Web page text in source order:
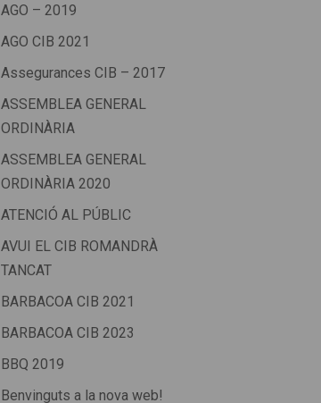
AGO – 2019
AGO CIB 2021
Assegurances CIB – 2017
ASSEMBLEA GENERAL
ORDINÀRIA
ASSEMBLEA GENERAL
ORDINÀRIA 2020
ATENCIÓ AL PÚBLIC
AVUI EL CIB ROMANDRÀ
TANCAT
BARBACOA CIB 2021
BARBACOA CIB 2023
BBQ 2019
Benvinguts a la nova web!